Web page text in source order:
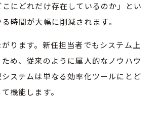
にどれだけ存在しているのか」とい
時間が大幅に削減されます。
ります。新任担当者でもシステム上
め、従来のように属人的なノウハウ
ステムは単なる効率化ツールにとど
機能します。